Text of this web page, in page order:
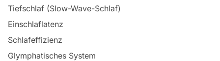
Tiefschlaf (Slow-Wave-Schlaf)
Einschlaflatenz
Schlafeffizienz
Glymphatisches System